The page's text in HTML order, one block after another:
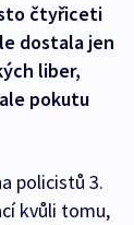
čtyřiceti
dostala jen
liber,
pokutu
policistů 3.
kvůli tomu,